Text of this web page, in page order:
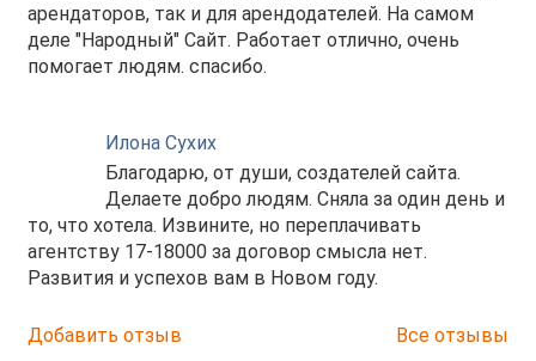
арендаторов, так и для арендодателей. На самом
деле "Народный" Сайт. Работает отлично, очень
помогает людям. спасибо.
Илона Сухих
Благодарю, от души, создателей сайта.
Делаете добро людям. Сняла за один день и
то, что хотела. Извините, но переплачивать
агентству 17-18000 за договор смысла нет.
Развития и успехов вам в Новом году.
Добавить отзыв Все отзывы